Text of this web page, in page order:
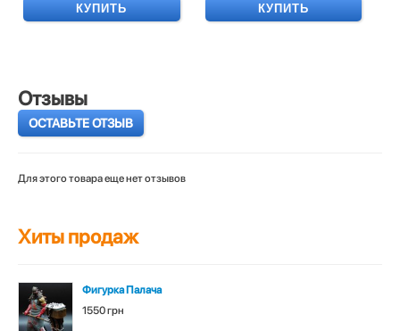
КУПИТЬ КУПИТЬ
Отзывы
ОСТАВЬТЕ ОТЗЫВ
Для этого товара еще нет отзывов
Хиты продаж
Фигурка Палача
1550 грн